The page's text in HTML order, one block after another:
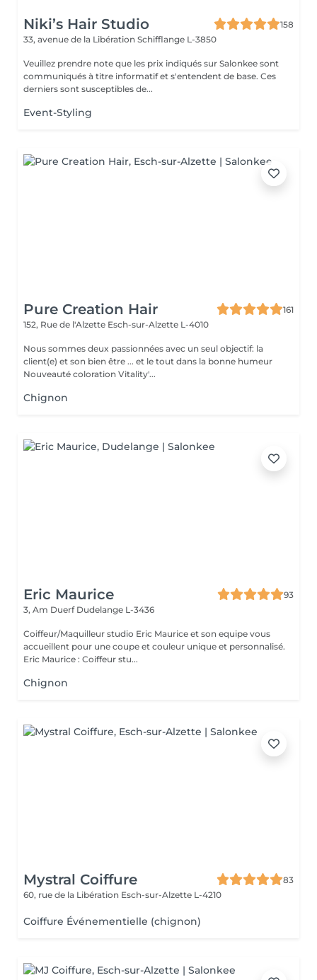
Niki’s Hair Studio
158
33, avenue de la Libération Schifflange L-3850
Veuillez prendre note que les prix indiqués sur Salonkee sont
communiqués à titre informatif et s'entendent de base. Ces
derniers sont susceptibles de...
Event-Styling
Pure Creation Hair
161
152, Rue de l'Alzette Esch-sur-Alzette L-4010
Nous sommes deux passionnées avec un seul objectif: la
client(e) et son bien être ... et le tout dans la bonne humeur
Nouveauté coloration Vitality'...
Chignon
Eric Maurice
93
3, Am Duerf Dudelange L-3436
Coiffeur/Maquilleur studio Eric Maurice et son equipe vous
accueillent pour une coupe et couleur unique et personnalisé.
Eric Maurice : Coiffeur stu...
Chignon
Mystral Coiffure
83
60, rue de la Libération Esch-sur-Alzette L-4210
Coiffure Événementielle (chignon)